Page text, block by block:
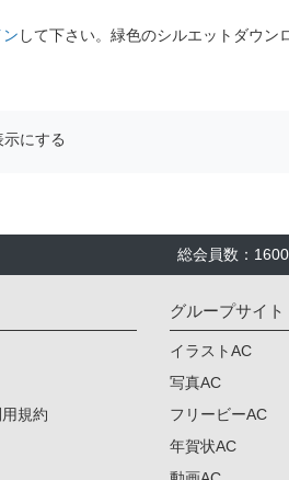
して下さい。緑色のシルエットダウン
にする
総会員数：
規約
グループサイト
イラストAC
写真AC
フリービーAC
年賀状AC